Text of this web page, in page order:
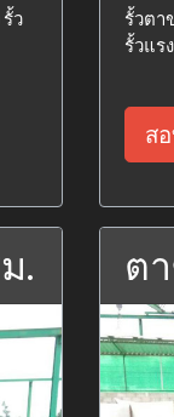
ว
รั้วตา
รั้วแร
ส
. ต